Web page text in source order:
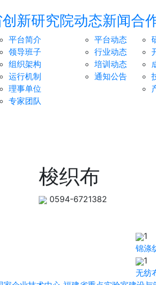
新研究院
平台简介
领导班子
组织架构
运行机制
理事单位
专家团队
动态新闻
平台动态
行业动态
培训动态
通知公告
合
梭织布
0594-6721382
1
锦涤
1
无纺